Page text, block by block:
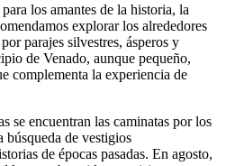
para los amantes de la historia, la
explorar los alrededores
parajes silvestres, ásperos y
de Venado, aunque pequeño,
complementa la experiencia de
se encuentran las caminatas por los
búsqueda de vestigios
de épocas pasadas. En agosto,